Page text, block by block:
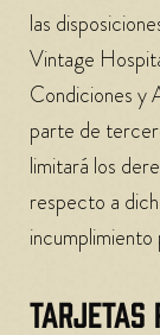
las
Vintage
Condiciones y
parte de
limitará los
respecto a
TARJETAS